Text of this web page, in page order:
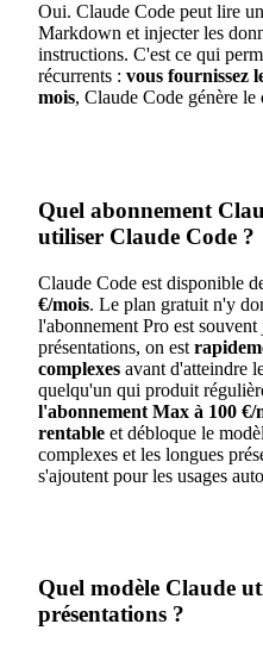
Oui. Claude Code peut lire
Markdown et injecter les
instructions. C'est ce qui
récurrents : vous fournissez
mois, Claude Code génère le
Quel abonnement
utiliser Claude Code ?
Claude Code est disponible
€/mois. Le plan gratuit n'y
l'abonnement Pro est
présentations, on est
complexes avant d'atteindre
quelqu'un qui produit
l'abonnement Max à 100 €/
rentable et débloque le
complexes et les longues
s'ajoutent pour les usages
Quel modèle Claude
présentations ?